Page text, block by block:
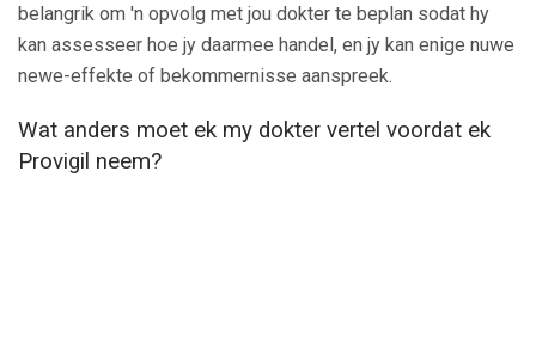
belangrik om 'n opvolg met jou dokter te beplan sodat hy
kan assesseer hoe jy daarmee handel, en jy kan enige nuwe
newe-effekte of bekommernisse aanspreek.
Wat anders moet ek my dokter vertel voordat ek
Provigil neem?